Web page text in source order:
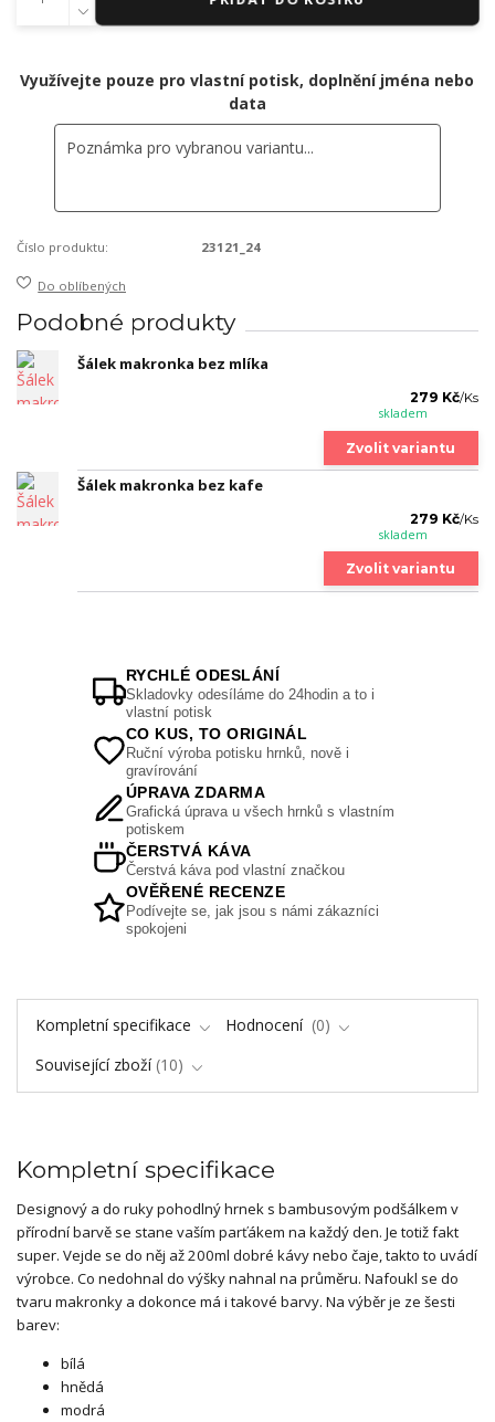
Využívejte pouze pro vlastní potisk, doplnění jména nebo
data
Číslo produktu: 23121_24
Do oblíbených
Podobné produkty
Šálek makronka bez mlíka
279 Kč/Ks
skladem
Zvolit variantu
Šálek makronka bez kafe
279 Kč/Ks
skladem
Zvolit variantu
RYCHLÉ ODESLÁNÍ
Skladovky odesíláme do 24hodin a to i
vlastní potisk
CO KUS, TO ORIGINÁL
Ruční výroba potisku hrnků, nově i
gravírování
ÚPRAVA ZDARMA
Grafická úprava u všech hrnků s vlastním
potiskem
ČERSTVÁ KÁVA
Čerstvá káva pod vlastní značkou
OVĚŘENÉ RECENZE
Podívejte se, jak jsou s námi zákazníci
spokojeni
Kompletní specifikace Hodnocení
0
Související zboží 10
Kompletní specifikace
Designový a do ruky pohodlný hrnek s bambusovým podšálkem v
přírodní barvě se stane vaším parťákem na každý den. Je totiž fakt
super. Vejde se do něj až 200ml dobré kávy nebo čaje, takto to uvádí
výrobce. Co nedohnal do výšky nahnal na průměru. Nafoukl se do
tvaru makronky a dokonce má i takové barvy. Na výběr je ze šesti
barev:
bílá
hnědá
modrá